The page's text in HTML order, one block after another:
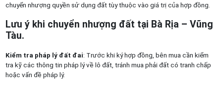
chuyển nhượng quyền sử dụng đất tùy thuộc vào giá trị của hợp đồng.
Lưu ý khi chuyển nhượng đất tại Bà Rịa – Vũng
Tàu.
Kiểm tra pháp lý đất đai: Trước khi ký hợp đồng, bên mua cần kiểm
tra kỹ các thông tin pháp lý về lô đất, tránh mua phải đất có tranh chấp
hoặc vấn đề pháp lý.